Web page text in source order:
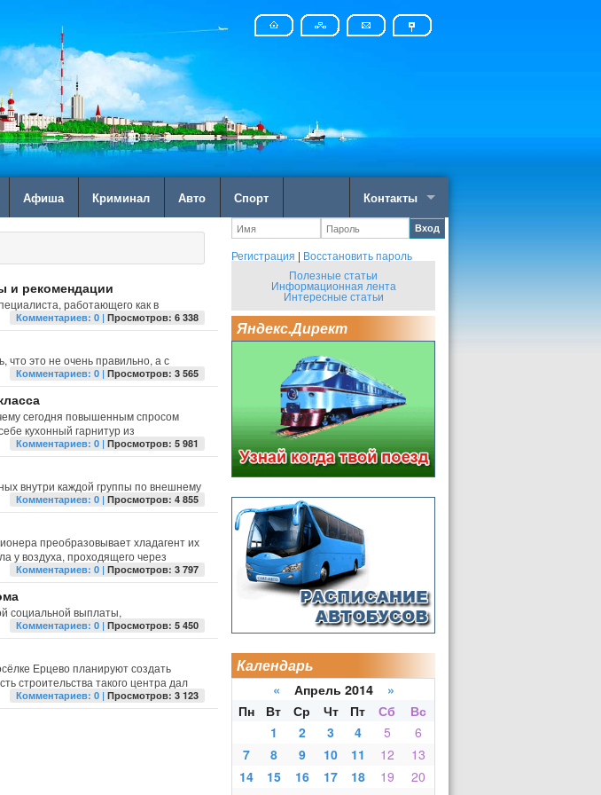
Афиша Криминал Авто Спорт Контакты
и рекомендации
работающего как в
Комментариев: 0 |Просмотров: 6 338
что это не очень правильно, а с
Комментариев: 0 |Просмотров: 3 565
сегодня повышенным спросом
кухонный гарнитур из
Комментариев: 0 |Просмотров: 5 981
внутри каждой группы по внешнему
Комментариев: 0 |Просмотров: 4 855
преобразовывает хладагент их
у воздуха, проходящего через
Комментариев: 0 |Просмотров: 3 797
социальной выплаты,
Комментариев: 0 |Просмотров: 5 450
Ерцево планируют создать
строительства такого центра дал
Комментариев: 0 |Просмотров: 3 123
Вход
Регистрация | Восстановить пароль
Полезные статьи
Информационная лента
Интересные статьи
Яндекс.Директ
Календарь
« Апрель 2014 »
Пн
Вт Ср Чт Пт Сб
Вс
1
2 3 4 5
6
7
8 9 10 11 12
13
14
15 16 17 18 19
20